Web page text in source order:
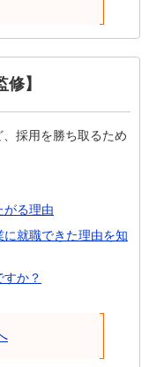
】
、採用を勝ち取るため
がる理由
就職できた理由を知
すか？